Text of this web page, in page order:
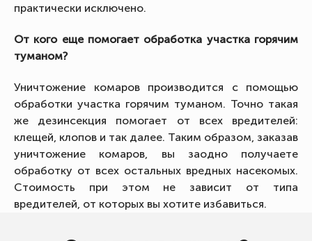
практически исключено.
От кого еще помогает обработка участка горячим
туманом?
Уничтожение комаров производится с помощью
обработки участка горячим туманом. Точно такая
же дезинсекция помогает от всех вредителей:
клещей, клопов и так далее. Таким образом, заказав
уничтожение комаров, вы заодно получаете
обработку от всех остальных вредных насекомых.
Стоимость при этом не зависит от типа
вредителей, от которых вы хотите избавиться.